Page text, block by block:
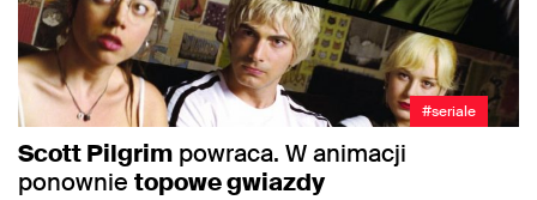
#seriale
Scott Pilgrim powraca. W animacji
ponownie topowe gwiazdy